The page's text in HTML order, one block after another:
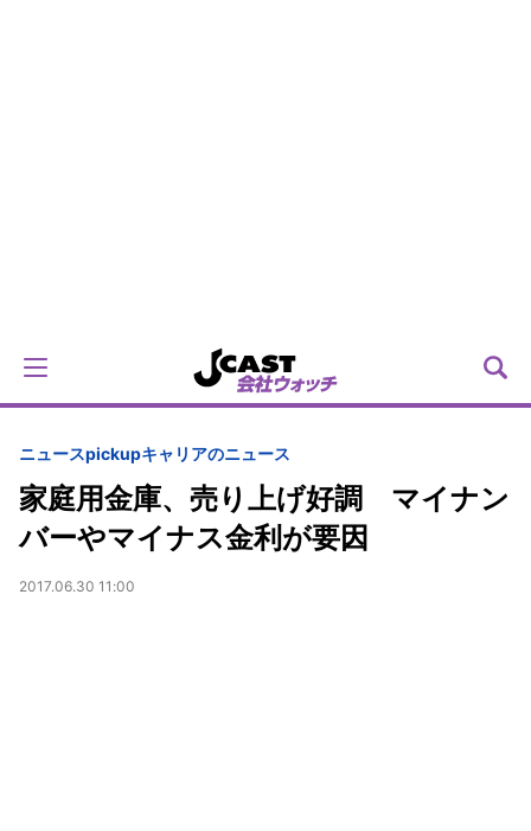
ニュースpickupキャリアのニュース
家庭用金庫、売り上げ好調 マイナン
バーやマイナス金利が要因
2017.06.30 11:00